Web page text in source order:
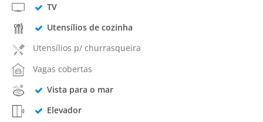
TV
Utensílios de cozinha
Utensílios p/ churrasqueira
Vagas cobertas
Vista para o mar
Elevador